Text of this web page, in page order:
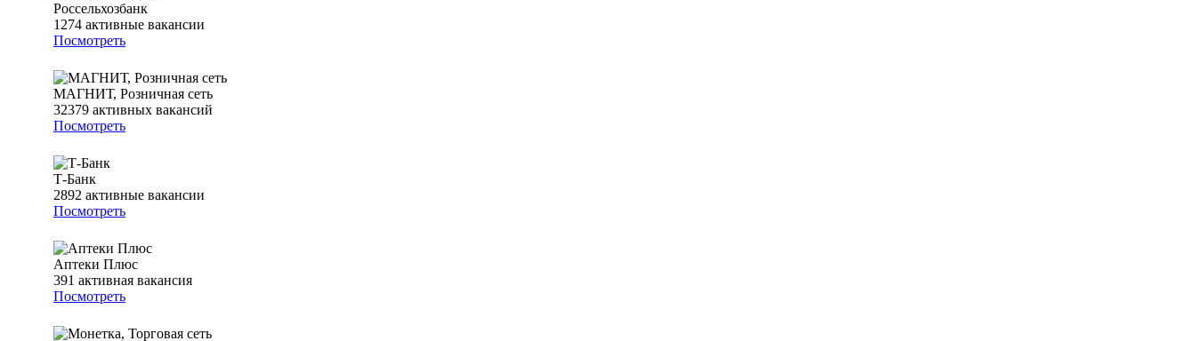
Россельхозбанк
1274 активные вакансии
Посмотреть
МАГНИТ, Розничная сеть
32379 активных вакансий
Посмотреть
Т-Банк
2892 активные вакансии
Посмотреть
Аптеки Плюс
391 активная вакансия
Посмотреть